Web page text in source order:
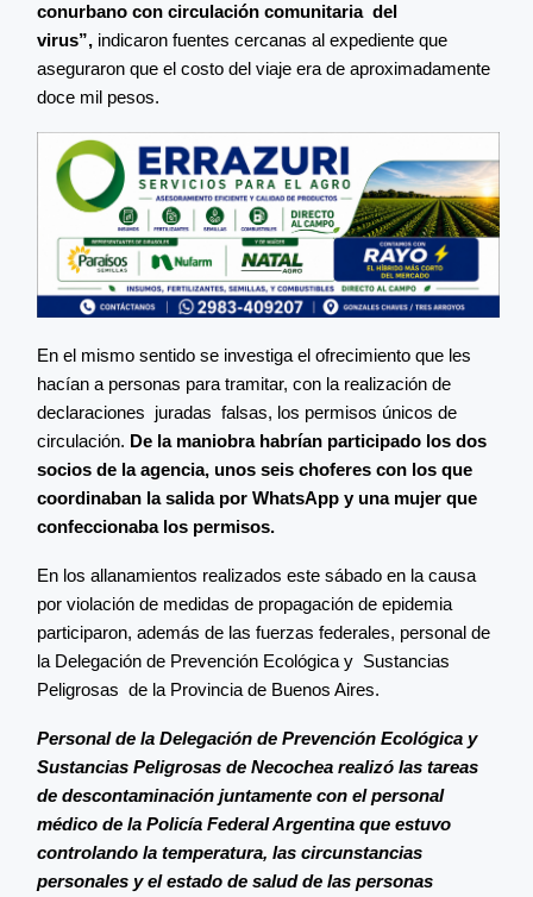
conurbano con circulación comunitaria del
virus”, indicaron fuentes cercanas al expediente que
aseguraron que el costo del viaje era de aproximadamente
doce mil pesos.
En el mismo sentido se investiga el ofrecimiento que les
hacían a personas para tramitar, con la realización de
declaraciones juradas falsas, los permisos únicos de
circulación. De la maniobra habrían participado los dos
socios de la agencia, unos seis choferes con los que
coordinaban la salida por WhatsApp y una mujer que
confeccionaba los permisos.
En los allanamientos realizados este sábado en la causa
por violación de medidas de propagación de epidemia
participaron, además de las fuerzas federales, personal de
la Delegación de Prevención Ecológica y Sustancias
Peligrosas de la Provincia de Buenos Aires.
Personal de la Delegación de Prevención Ecológica y
Sustancias Peligrosas de Necochea realizó las tareas
de descontaminación juntamente con el personal
médico de la Policía Federal Argentina que estuvo
controlando la temperatura, las circunstancias
personales y el estado de salud de las personas